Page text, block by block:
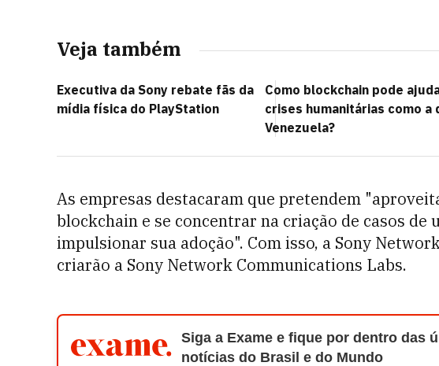
Veja também
Executiva da Sony rebate fãs da
mídia física do PlayStation
Como blockchain pode
crises humanitárias como a
Venezuela?
As empresas destacaram que pretendem
blockchain e se concentrar na criação de casos de
impulsionar sua adoção". Com isso, a Sony
criarão a Sony Network Communications Labs.
Siga a Exame e fique por dentro das
notícias do Brasil e do Mundo